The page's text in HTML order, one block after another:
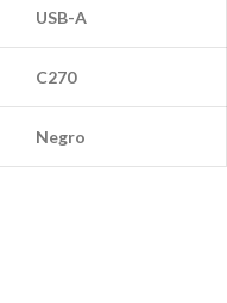
USB-A
C270
Negro